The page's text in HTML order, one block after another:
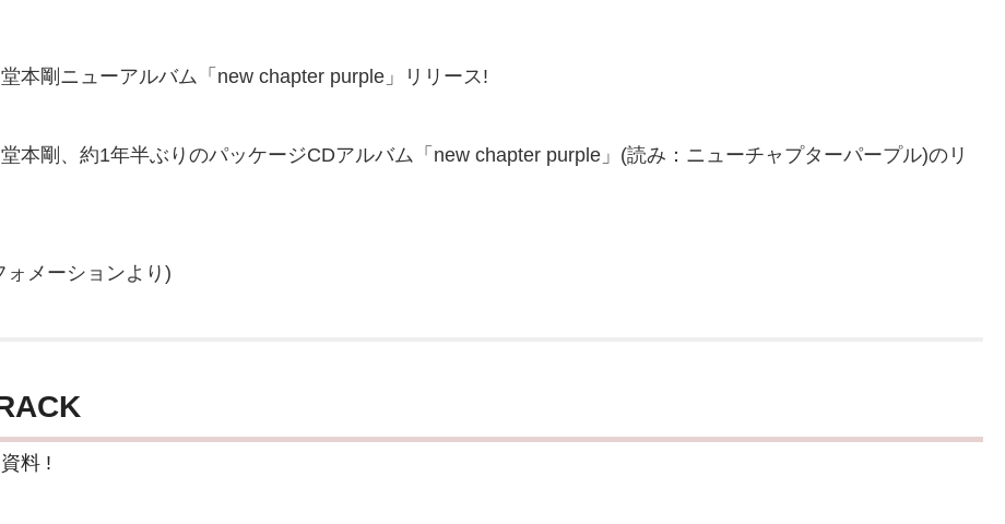
本剛ニューアルバム「new chapter purple」リリース!
本剛、約1年半ぶりのパッケージCDアルバム「new chapter purple」(読み：ニューチャプターパープル)のリ
ォメーションより)
料 !